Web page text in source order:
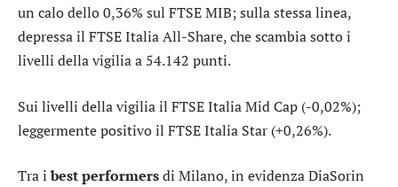
un calo dello 0,36% sul FTSE MIB; sulla stessa linea,
depressa il FTSE Italia All-Share, che scambia sotto i
livelli della vigilia a 54.142 punti.
Sui livelli della vigilia il FTSE Italia Mid Cap (-0,02%);
leggermente positivo il FTSE Italia Star (+0,26%).
Tra ibest performersdi Milano, in evidenzaDiaSorin